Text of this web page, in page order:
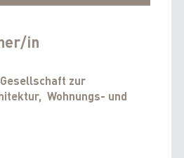
in
zur
Wohnungs- und